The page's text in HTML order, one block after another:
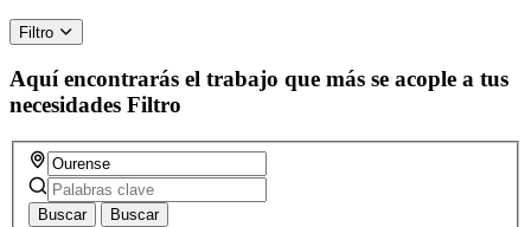
Filtro
Aquí encontrarás el trabajo que más se acople a tus
necesidades Filtro
Buscar Buscar